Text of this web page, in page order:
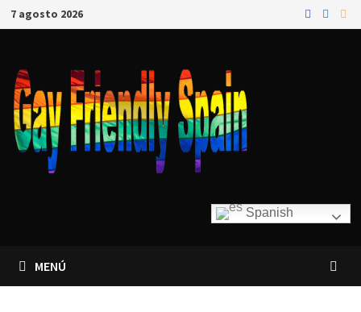
7 agosto 2026
Spanish
MENÚ